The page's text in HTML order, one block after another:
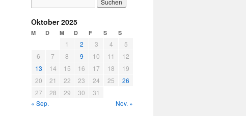
Oktober 2025
M D M D F S S
1 2 3 4
5
6
7 8 9 10 11
12
13
14 15 16 17 18
19
20
21 22 23 24 25
26
27
28 29 30
31
« Sep.
Nov. »